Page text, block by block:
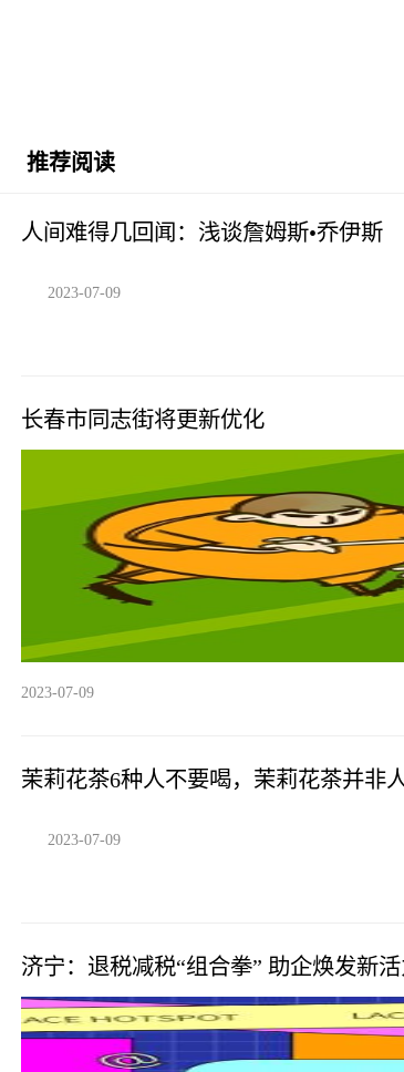
推荐阅读
人间难得几回闻：浅谈詹姆斯•乔伊斯
2023-07-09
长春市同志街将更新优化
2023-07-09
茉莉花茶6种人不要喝，茉莉花茶并非
2023-07-09
济宁：退税减税“组合拳” 助企焕发新